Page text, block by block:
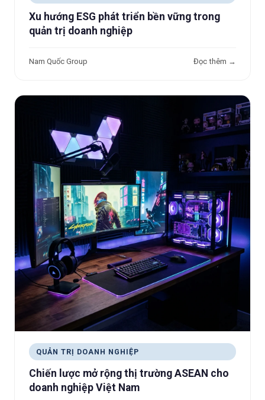
Xu hướng ESG phát triển bền vững trong
quản trị doanh nghiệp
Nam Quốc Group Đọc thêm →
QUẢN TRỊ DOANH NGHIỆP
Chiến lược mở rộng thị trường ASEAN cho
doanh nghiệp Việt Nam